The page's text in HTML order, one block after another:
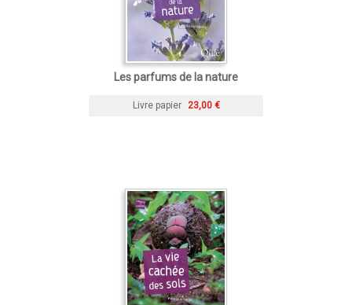
Les parfums de la nature
Livre papier 23,00 €